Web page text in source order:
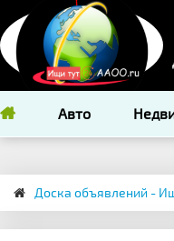
Авто
Доска объявлений -